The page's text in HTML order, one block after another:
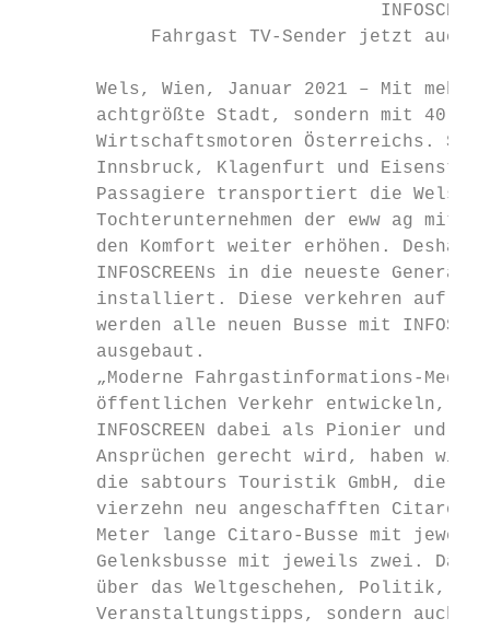
Fahrgast TV-Sender jetzt auch
Wels, Wien, Januar 2021 – Mit mehr
achtgrößte Stadt, sondern mit
Wirtschaftsmotoren Österreichs.
Innsbruck, Klagenfurt und
Passagiere transportiert die Wels
Tochterunternehmen der eww ag mit
den Komfort weiter erhöhen.
INFOSCREENs in die neueste
installiert. Diese verkehren auf
werden alle neuen Busse mit
       ausgebaut.
„Moderne Fahrgastinformations-
öffentlichen Verkehr entwickeln,
INFOSCREEN dabei als Pionier und
Ansprüchen gerecht wird, haben wir
die sabtours Touristik GmbH, die
vierzehn neu angeschafften Citaro-
Meter lange Citaro-Busse mit
Gelenksbusse mit jeweils zwei.
über das Weltgeschehen, Politik,
Veranstaltungstipps, sondern auch